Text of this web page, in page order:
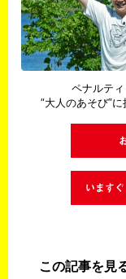
ペナルテ
“大人のあそび”
います
この記事を見